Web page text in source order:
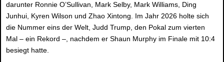
darunter Ronnie O’Sullivan, Mark Selby, Mark Williams, Ding
Junhui, Kyren Wilson und Zhao Xintong. Im Jahr 2026 holte sich
die Nummer eins der Welt, Judd Trump, den Pokal zum vierten
Mal – ein Rekord –, nachdem er Shaun Murphy im Finale mit 10:4
besiegt hatte.